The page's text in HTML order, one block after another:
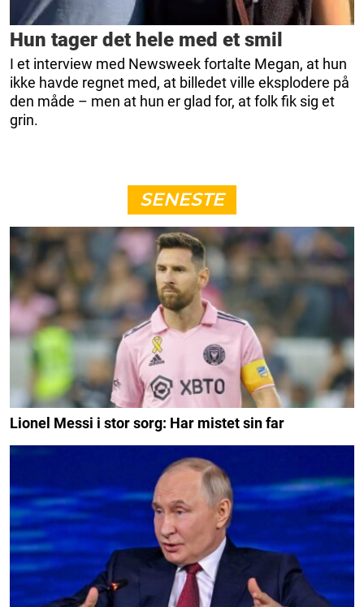
Hun tager det hele med et smil
I et interview med Newsweek fortalte Megan, at hun
ikke havde regnet med, at billedet ville eksplodere på
den måde – men at hun er glad for, at folk fik sig et
grin.
SENESTE
Lionel Messi i stor sorg: Har mistet sin far